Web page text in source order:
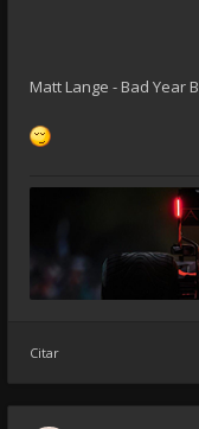
Matt Lange - Bad Year
Citar